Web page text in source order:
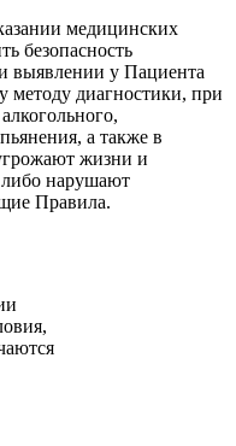
медицинских
безопасность
выявлении у Пациента
методу диагностики, при
а также в
жизни и
либо нарушают
Правила.